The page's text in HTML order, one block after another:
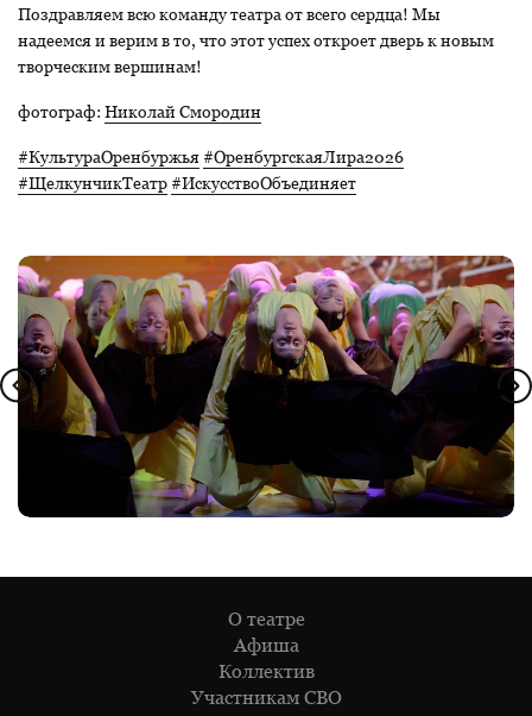
Поздравляем всю команду театра от всего сердца! Мы
надеемся и верим в то, что этот успех откроет дверь к новым
творческим вершинам!
фотограф: Николай Смородин
#КультураОренбуржья #ОренбургскаяЛира2026
#ЩелкунчикТеатр #ИскусствоОбъединяет
О театре
Афиша
Коллектив
Участникам СВО